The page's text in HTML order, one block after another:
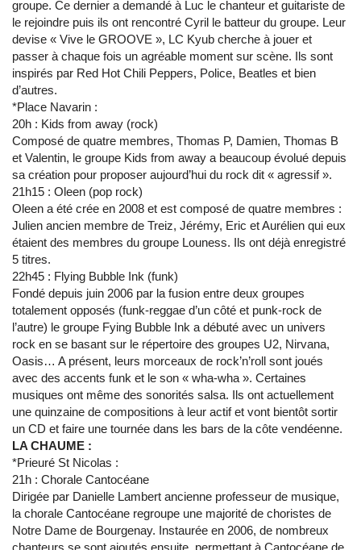
groupe. Ce dernier a demandé à Luc le chanteur et guitariste de
le rejoindre puis ils ont rencontré Cyril le batteur du groupe. Leur
devise « Vive le GROOVE », LC Kyub cherche à jouer et
passer à chaque fois un agréable moment sur scène. Ils sont
inspirés par Red Hot Chili Peppers, Police, Beatles et bien
d’autres.
*Place Navarin :
20h : Kids from away (rock)
Composé de quatre membres, Thomas P, Damien, Thomas B
et Valentin, le groupe Kids from away a beaucoup évolué depuis
sa création pour proposer aujourd’hui du rock dit « agressif ».
21h15 : Oleen (pop rock)
Oleen a été crée en 2008 et est composé de quatre membres :
Julien ancien membre de Treiz, Jérémy, Eric et Aurélien qui eux
étaient des membres du groupe Louness. Ils ont déjà enregistré
5 titres.
22h45 : Flying Bubble Ink (funk)
Fondé depuis juin 2006 par la fusion entre deux groupes
totalement opposés (funk-reggae d’un côté et punk-rock de
l’autre) le groupe Fying Bubble Ink a débuté avec un univers
rock en se basant sur le répertoire des groupes U2, Nirvana,
Oasis… A présent, leurs morceaux de rock’n’roll sont joués
avec des accents funk et le son « wha-wha ». Certaines
musiques ont même des sonorités salsa. Ils ont actuellement
une quinzaine de compositions à leur actif et vont bientôt sortir
un CD et faire une tournée dans les bars de la côte vendéenne.
LA CHAUME :
*Prieuré St Nicolas :
21h : Chorale Cantocéane
Dirigée par Danielle Lambert ancienne professeur de musique,
la chorale Cantocéane regroupe une majorité de choristes de
Notre Dame de Bourgenay. Instaurée en 2006, de nombreux
chanteurs se sont ajoutés ensuite, permettant à Cantocéane de